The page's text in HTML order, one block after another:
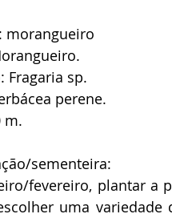
morangueiro
Fragaria sp.
perene.
m.
sementeira:
fevereiro, plantar a
uma